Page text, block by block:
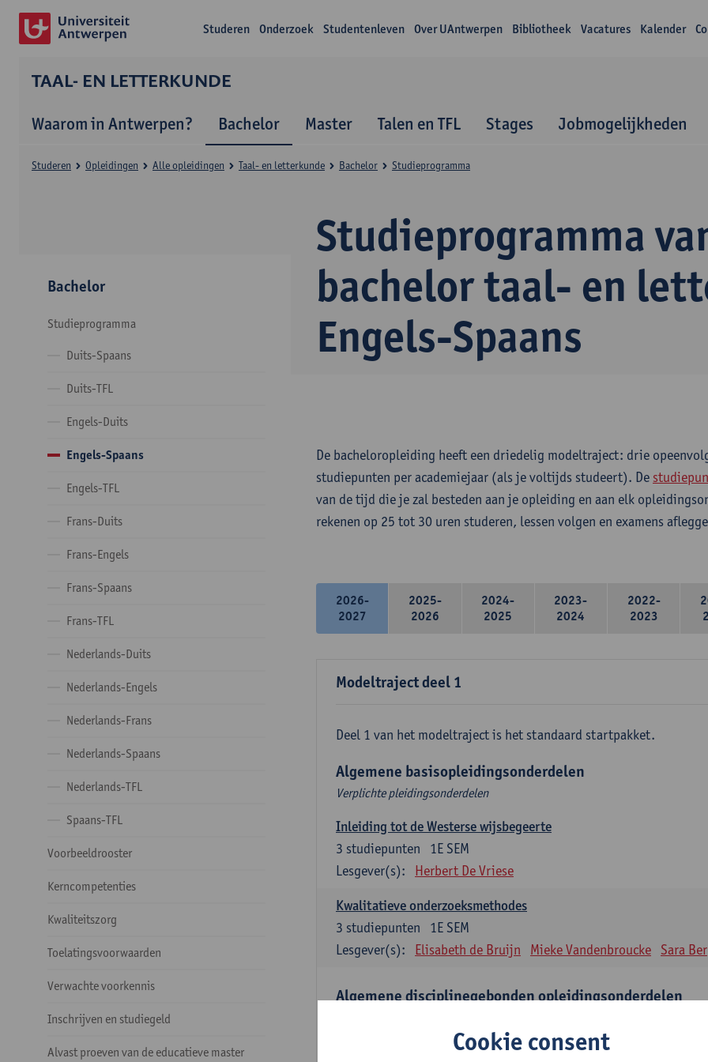
Studeren Onderzoek Studentenleven Over UAntwerpen Bibliotheek Vacatures Kalender
TAAL- EN LETTERKUNDE
Waarom in Antwerpen? Bachelor Master Talen en TFL Stages Jobmogelijkheden
Studieprogramma
bachelor taal- en
Engels-Spaans
Studeren Opleidingen Alle opleidingen Taal- en letterkunde Bachelor Studieprogramma
Bachelor
Studieprogramma
Duits-Spaans
Duits-TFL
Engels-Duits
Engels-Spaans
Engels-TFL
Frans-Duits
Frans-Engels
Frans-Spaans
Frans-TFL
Nederlands-Duits
Nederlands-Engels
Nederlands-Frans
Nederlands-Spaans
Nederlands-TFL
Spaans-TFL
Voorbeeldrooster
Kerncompetenties
Kwaliteitszorg
Toelatingsvoorwaarden
Verwachte voorkennis
Inschrijven en studiegeld
Alvast proeven van de educatieve master
De bacheloropleiding heeft een driedelig modeltraject: drie
studiepunten per academiejaar (als je voltijds studeert). De
van de tijd die je zal besteden aan je opleiding en aan elk
rekenen op 25 tot 30 uren studeren, lessen volgen en examens
2026-
2027
2025-
2026
2024-
2025
2023-
2024
2022-
2023
Modeltraject deel 1
Deel 1 van het modeltraject is het standaard startpakket.
Algemene basisopleidingsonderdelen
Verplichte pleidingsonderdelen
Inleiding tot de Westerse wijsbegeerte
1E SEM
3 studiepunten
Lesgever(s):
Herbert De Vriese
Kwalitatieve onderzoeksmethodes
1E SEM
3 studiepunten
Lesgever(s):
Elisabeth de Bruijn Mieke Vandenbroucke Sara
Algemene disciplinegebonden opleidingsonderdelen
Literatuur en diversiteitCookie consent